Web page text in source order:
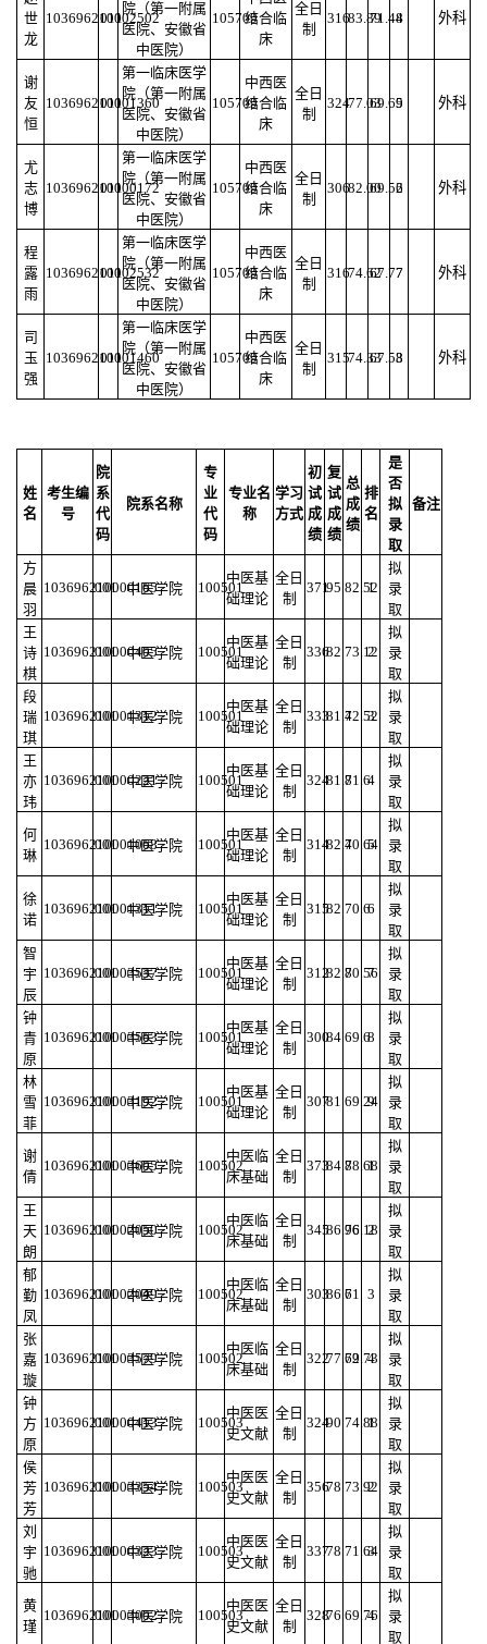
世
龙
103696210002502
011
院（第一附属
医院、安徽省
中医院）
105709结合临
床
全日
制
31683.8971.48
4 外科
谢
友
恒
103696210001360
011
第一临床医学
院（第一附属
医院、安徽省
中医院）
105709
中西医
结合临
床
全日
制
32477.0369.69
5 外科
尤
志
博
103696210000172
011
第一临床医学
院（第一附属
医院、安徽省
中医院）
105709
中西医
结合临
床
全日
制
30682.0069.52
6 外科
程
露
雨
103696210002532
011
第一临床医学
院（第一附属
医院、安徽省
中医院）
105709
中西医
结合临
床
全日
制
31674.6267.77
7 外科
司
玉
强
103696210001460
011
第一临床医学
院（第一附属
医院、安徽省
中医院）
105709
中西医
结合临
床
全日
制
31574.3367.53
8 外科
姓
名
考生编
号
院
系
代
码
院系名称
专
业
代
码
专业名
称
学习
方式
初
试
成
绩
复
试
成
绩
总
成
绩
排
名
是
否
拟
录
取
备注
方
晨
羽
103696210000165
001 中医学院 100501
中医基
础理论
全日
制
37195 82.52
1
拟
录
取
王
诗
棋
103696210000405
001 中医学院 100501
中医基
础理论
全日
制
33682 73.12
2
拟
录
取
段
瑞
琪
103696210001312
001 中医学院 100501
中医基
础理论
全日
制
33381.472.52
3
拟
录
取
王
亦
玮
103696210000221
001 中医学院 100501
中医基
础理论
全日
制
32481.871.64
拟
录
取
何
琳
103696210001068
001 中医学院 100501
中医基
础理论
全日
制
31482.470.64
5
拟
录
取
徐
诺
103696210001311
001 中医学院 100501
中医基
础理论
全日
制
31582 70.66
拟
录
取
智
宇
辰
103696210003537
001 中医学院 100501
中医基
础理论
全日
制
31282.870.56
7
拟
录
取
钟
青
原
103696210003563
001 中医学院 100501
中医基
础理论
全日
制
30084 69.68
拟
录
取
林
雪
菲
103696210003192
001 中医学院 100501
中医基
础理论
全日
制
30781 69.24
9
拟
录
取
谢
倩
103696210003605
001 中医学院 100502
中医临
床基础
全日
制
37384.878.68
1
拟
录
取
王
天
朗
103696210002050
001 中医学院 100502
中医临
床基础
全日
制
34586.9676.18
2
拟
录
取
郁
勤
凤
103696210002049
001 中医学院 100502
中医临
床基础
全日
制
30386.671 3
拟
录
取
张
嘉
璇
103696210003579
001 中医学院 100502
中医临
床基础
全日
制
32277.7269.73
4
拟
录
取
钟
方
原
103696210000413
001 中医学院 100503
中医医
史文献
全日
制
32490 74.88
1
拟
录
取
侯
芳
芳
103696210003354
001 中医学院 100503
中医医
史文献
全日
制
35678 73.92
2
拟
录
取
刘
宇
驰
103696210000323
001 中医学院 100503
中医医
史文献
全日
制
33778 71.64
3
拟
录
取
黄
瑾
103696210003002
001 中医学院 100503
中医医
史文献
全日
制
32876 69.76
4
拟
录
取